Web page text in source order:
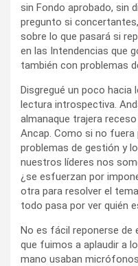
sin Fondo aprobado, sin
pregunto si
sobre lo que pasará si
en las Intendencias que
también con problemas
Disgregué un poco
lectura introspectiva.
almanaque trajera
Ancap. Como si no
problemas de gestión y
nuestros líderes nos
¿se esfuerzan por
otra para resolver el
todo pasa por ver quién
No es fácil reponerse de
que fuimos a aplaudir a
mano usaban